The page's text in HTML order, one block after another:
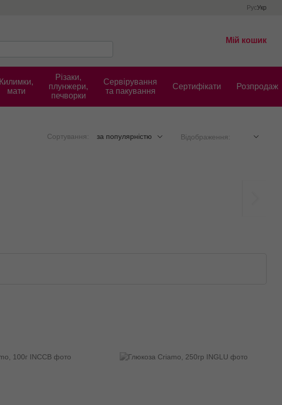
РусУкр
Мій кошик
Килимки,
мати
Різаки,
плунжери,
печворки
Сервірування
та пакування
Cертифікати Розпродаж
Сортування: за популярністю Відображення: